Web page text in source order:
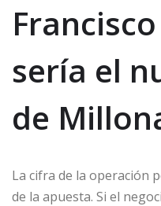
sería el
de
La cifra de la operación
de la apuesta. Si el